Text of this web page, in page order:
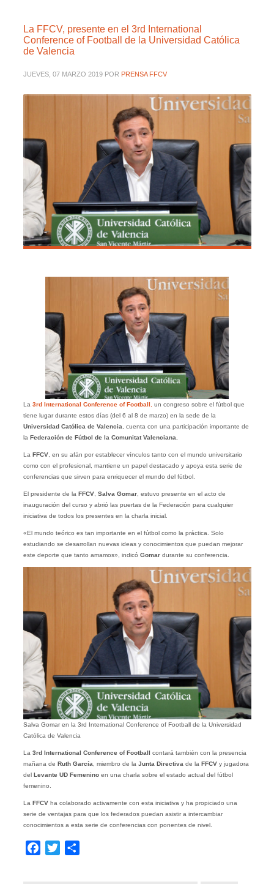
La FFCV, presente en el 3rd International
Conference of Football de la Universidad Católica
de Valencia
JUEVES, 07 MARZO 2019 POR PRENSA FFCV
La 3rd International Conference of Football , un congreso sobre el fútbol que
tiene lugar durante estos días (del 6 al 8 de marzo) en la sede de la
Universidad Católica de Valencia, cuenta con una participación importante de
la Federación de Fútbol de la Comunitat Valenciana.
La FFCV, en su afán por establecer vínculos tanto con el mundo universitario
como con el profesional, mantiene un papel destacado y apoya esta serie de
conferencias que sirven para enriquecer el mundo del fútbol.
El presidente de la FFCV, Salva Gomar, estuvo presente en el acto de
inauguración del curso y abrió las puertas de la Federación para cualquier
iniciativa de todos los presentes en la charla inicial.
«El mundo teórico es tan importante en el fútbol como la práctica. Solo
estudiando se desarrollan nuevas ideas y conocimientos que puedan mejorar
este deporte que tanto amamos», indicó Gomardurante su conferencia.
Salva Gomar en la 3rd International Conference of Football de la Universidad
Católica de Valencia
La 3rd International Conference of Football contará también con la presencia
mañana de Ruth García , miembro de la Junta Directiva de la FFCVy jugadora
delLevante UD Femeninoen una charla sobre el estado actual del fútbol
femenino.
La FFCVha colaborado activamente con esta iniciativa y ha propiciado una
serie de ventajas para que los federados puedan asistir a intercambiar
conocimientos a esta serie de conferencias con ponentes de nivel.
Facebook
Twitter